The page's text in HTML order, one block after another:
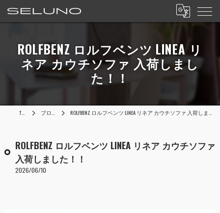
ROLFBENZ ロルフベンツ LINEA リ
ネア カウチソファ 入荷しまし
た！！
TOP ブログ ROLFBENZ ロルフベンツ LINEA リネア カウチソファ 入荷しました！！
ROLFBENZ ロルフベンツ LINEA リネア カウチソファ
入荷しました！！
2026/06/10